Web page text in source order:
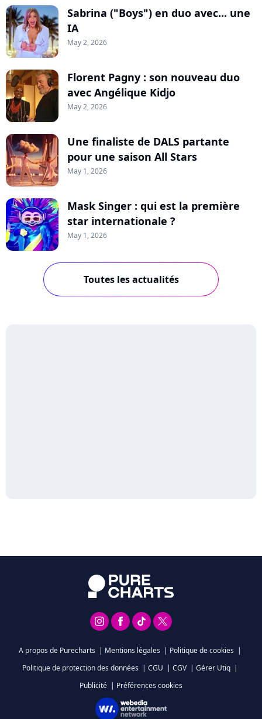
Sabrina ("Boys") en duo avec... une
IA
May 2, 2026
Florent Pagny : son nouveau duo
avec Angélique Kidjo
May 2, 2026
Une finaliste de DALS partante
pour une saison All Stars
May 1, 2026
Mask Singer : qui est la première
star internationale ?
May 1, 2026
Toutes les actualités
A propos de Purecharts | Mentions légales | Politique de cookies |
Politique de protection des données | CGU | CGV | Gérer Utiq |
Publicité | Préférences cookies